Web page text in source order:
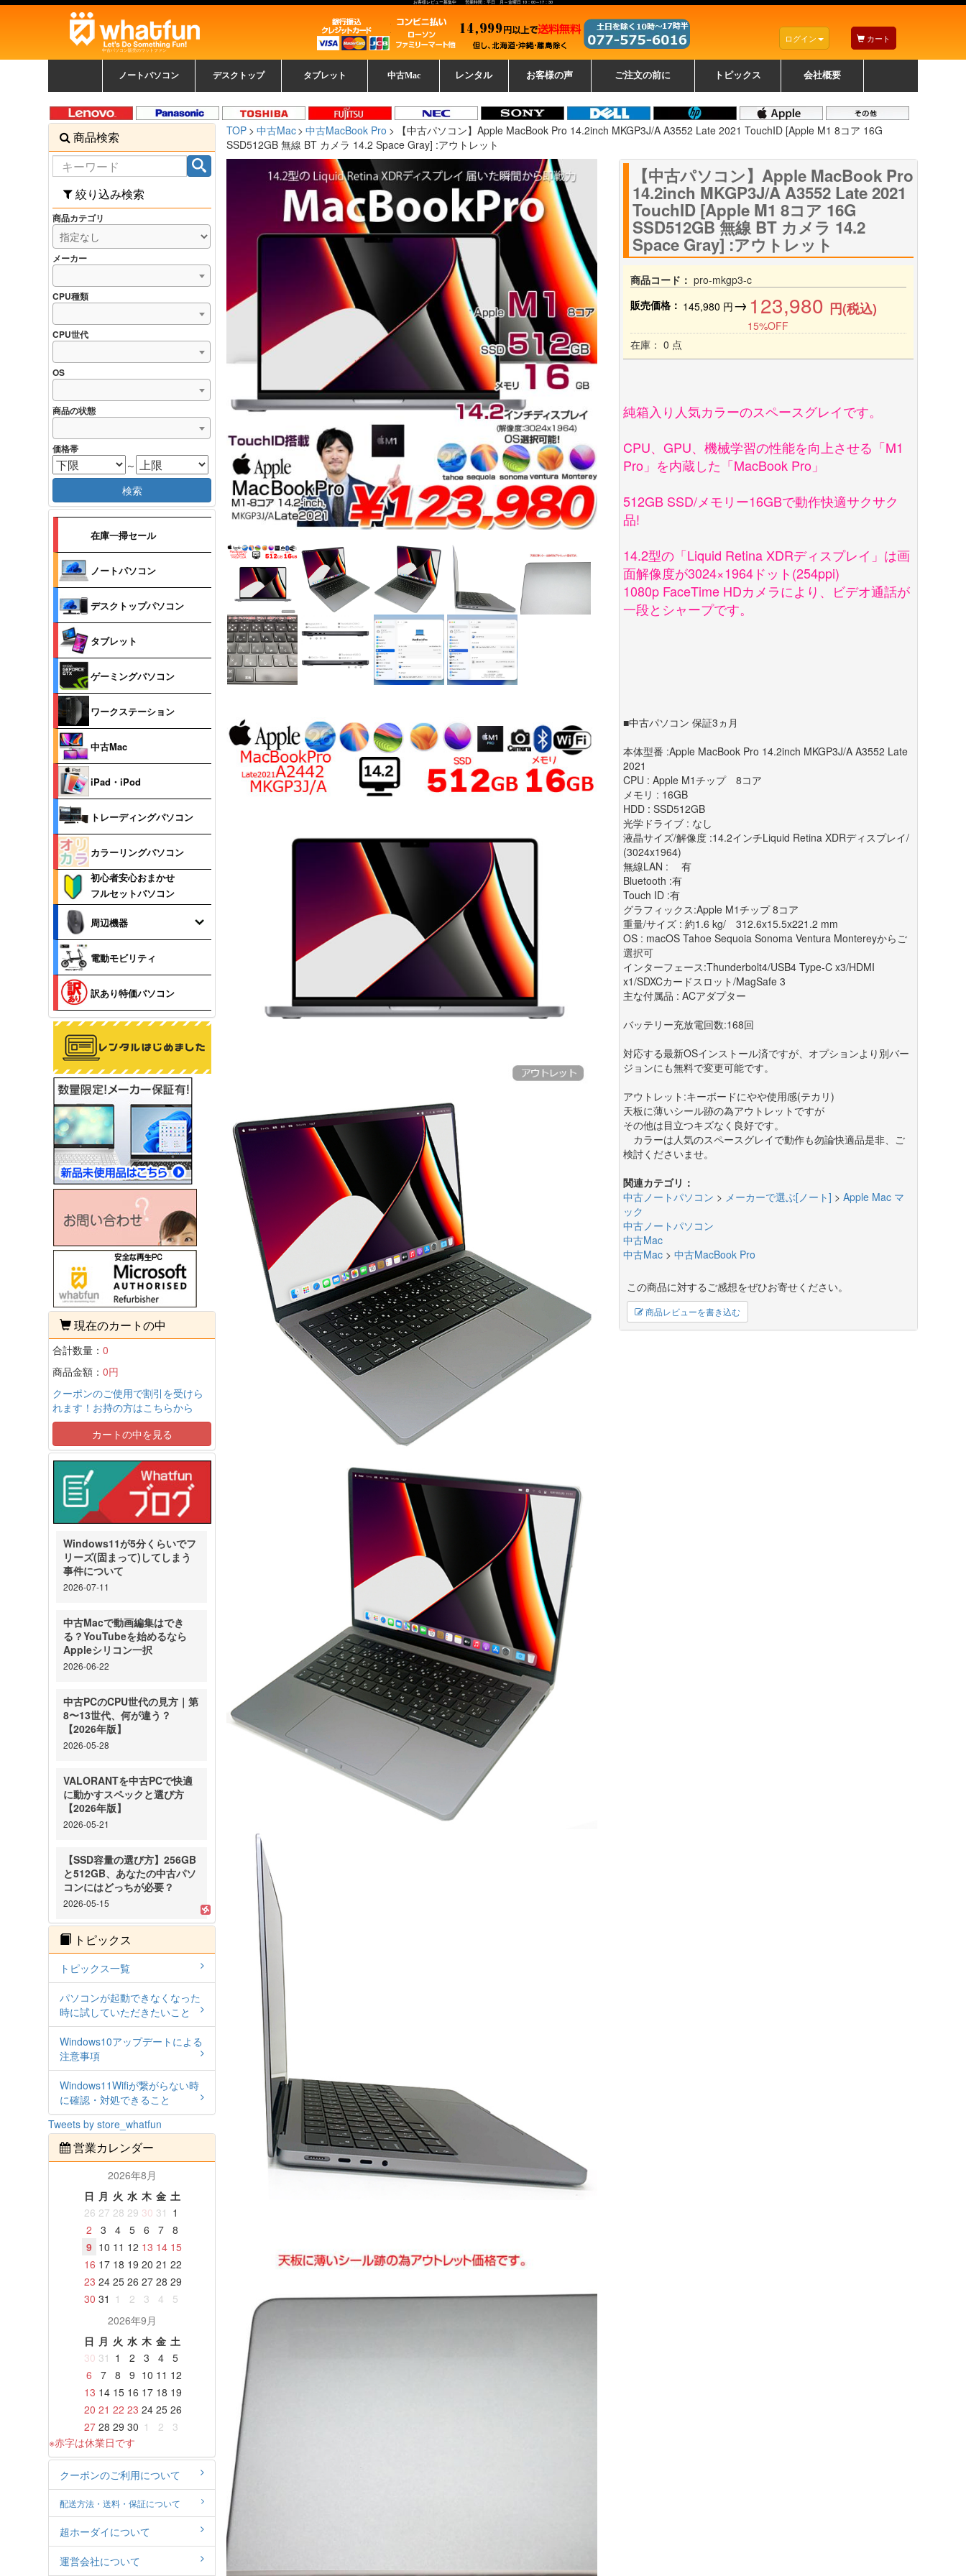
お客様レビュー募集中 営業時間：平日 月～金曜日 10：00～17：30
中古パソコン販売のワットファン
ログイン カート
ノートパソコン
覧
パソコン
ッカード
デスクトップ
中古デスクトップ一覧
新品デスクトップ一
覧
ゲーミングパソコン
トレーディングパソ
コン
ッカード
タブレット 中古Mac レンタル お客様の声 ご注文の前に トピックス 会社概要
TOP 中古Mac 中古MacBook Pro
【中古パソコン】Apple MacBook Pro 14.2inch MKGP3J/A A3552 Late 2021 TouchID [Apple M1 8コア 16G
SSD512GB 無線 BT カメラ 14.2 Space Gray] :アウトレット
【中古パソコン】Apple MacBook Pro
14.2inch MKGP3J/A A3552 Late 2021
TouchID [Apple M1 8コア 16G
SSD512GB 無線 BT カメラ 14.2
Space Gray] :アウトレット
商品コード： pro-mkgp3-c
販売価格： 145,980 円→ 123,980 円(税込)
15%OFF
在庫： 0 点
純箱入り人気カラーのスペースグレイです。
CPU、GPU、機械学習の性能を向上させる「M1
Pro」を内蔵した「MacBook Pro」
512GB SSD/メモリー16GBで動作快適サクサク
品!
14.2型の「Liquid Retina XDRディスプレイ」は画
面解像度が3024×1964ドット(254ppi)
1080p FaceTime HDカメラにより、ビデオ通話が
一段とシャープです。
■中古パソコン 保証3ヵ月
本体型番 :Apple MacBook Pro 14.2inch MKGP3J/A A3552 Late
2021
CPU : Apple M1チップ 8コア
メモリ : 16GB
HDD : SSD512GB
光学ドライブ : なし
液晶サイズ/解像度 :14.2インチLiquid Retina XDRディスプレイ/
(3024x1964)
無線LAN : 有
Bluetooth :有
Touch ID :有
グラフィックス:Apple M1チップ 8コア
重量/サイズ : 約1.6 kg/ 312.6x15.5x221.2 mm
OS : macOS Tahoe Sequoia Sonoma Ventura Montereyからご
選択可
インターフェース:Thunderbolt4/USB4 Type-C x3/HDMI
x1/SDXCカードスロット/MagSafe 3
主な付属品 : ACアダプター
バッテリー充放電回数:168回
対応する最新OSインストール済ですが、オプションより別バー
ジョンにも無料で変更可能です。
アウトレット:キーボードにやや使用感(テカリ)
天板に薄いシール跡の為アウトレットですが
その他は目立つキズなく良好です。
カラーは人気のスペースグレイで動作も勿論快適品是非、ご
検討くださいませ。
関連カテゴリ：
中古ノートパソコン > メーカーで選ぶ[ノート] > Apple Mac マ
ック
中古ノートパソコン
中古Mac
中古Mac> 中古MacBook Pro
この商品に対するご感想をぜひお寄せください。
商品レビューを書き込む
商品検索
絞り込み検索
商品カテゴリ
メーカー
CPU種類
CPU世代
OS
商品の状態
価格帯
～
検索
在庫一掃セール
ノートパソコン
デスクトップパソコン
タブレット
ゲーミングパソコン
ワークステーション
中古Mac
iPad・iPod
トレーディングパソコン
カラーリングパソコン
初心者安心おまかせ
フルセットパソコン
周辺機器
電動モビリティ
訳あり特価パソコン
現在のカートの中
合計数量： 0
商品金額： 0円
クーポンのご使用で割引を受けら
れます！お持の方はこちらから
カートの中を見る
Windows11が5分くらいでフ
リーズ(固まって)してしまう
事件について
2026-07-11
中古Macで動画編集はでき
る？YouTubeを始めるなら
Appleシリコン一択
2026-06-22
中古PCのCPU世代の見方｜第
8〜13世代、何が違う？
【2026年版】
2026-05-28
VALORANTを中古PCで快適
に動かすスペックと選び方
【2026年版】
2026-05-21
【SSD容量の選び方】256GB
と512GB、あなたの中古パソ
コンにはどっちが必要？
2026-05-15
トピックス
トピックス一覧
パソコンが起動できなくなった
時に試していただきたいこと
Windows10アップデートによる
注意事項
Windows11Wifiが繋がらない時
に確認・対処できること
Tweets by store_whatfun
営業カレンダー
2026年8月
日 月 火 水 木 金 土
26 27 28 29 30 31 1
2
3 4 5 6 7
8
9 10 11 12 13 14 15
16 17 18 19 20 21 22
23 24 25 26 27 28 29
30 31 1 2 3 4
5
2026年9月
日 月 火 水 木 金 土
30 31 1 2 3 4
5
6
7 8 9 10 11 12
13 14 15 16 17 18 19
20 21 22 23 24 25 26
27 28 29 30 1 2
3
※赤字は休業日です
クーポンのご利用について
配送方法・送料・保証について
超ホーダイについて
運営会社について